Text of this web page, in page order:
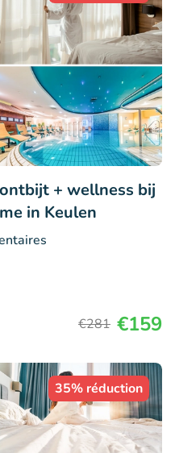
+ wellness bij
in Keulen
€281 €159
35% réduction